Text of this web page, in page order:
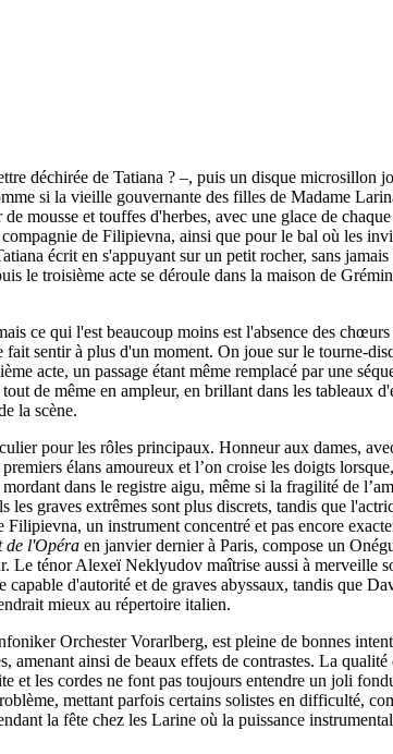
déchirée de Tatiana ? –, puis un disque microsillon
si la vieille gouvernante des filles de Madame
mousse et touffes d'herbes, avec une glace de
de Filipievna, ainsi que pour le bal où les
écrit en s'appuyant sur un petit rocher, sans
le troisième acte se déroule dans la maison de
ce qui l'est beaucoup moins est l'absence des
sentir à plus d'un moment. On joue sur le tourne-
acte, un passage étant même remplacé par une
de même en ampleur, en brillant dans les tableaux
la scène.
pour les rôles principaux. Honneur aux dames,
élans amoureux et l’on croise les doigts
dans le registre aigu, même si la fragilité de
les graves extrêmes sont plus discrets, tandis que
un instrument concentré et pas encore
de l'Opéra en janvier dernier à Paris, compose un
Le ténor Alexeï Neklyudov maîtrise aussi à merveille
d'autorité et de graves abyssaux, tandis que
mieux au répertoire italien.
Orchester Vorarlberg, est pleine de bonnes
amenant ainsi de beaux effets de contrastes. La
et les cordes ne font pas toujours entendre un joli
mettant parfois certains solistes en difficulté,
la fête chez les Larine où la puissance